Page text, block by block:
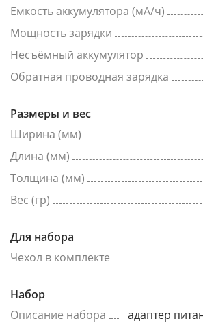
Емкость аккумулятора (мА/ч)
Мощность зарядки
Несъёмный аккумулятор
Обратная проводная зарядка
Размеры и вес
Ширина (мм)
Длина (мм)
Толщина (мм)
Вес (гр)
Для набора
Чехол в комплекте
Набор
Описание набора
адаптер